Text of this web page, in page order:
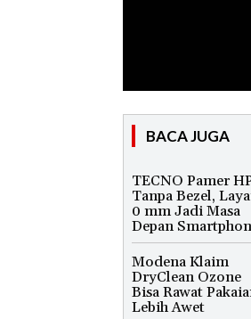
BACA JUGA
TECNO Pamer
Tanpa Bezel,
0 mm Jadi Masa
Depan
Modena Klaim
DryClean Ozone
Bisa Rawat
Lebih Awet